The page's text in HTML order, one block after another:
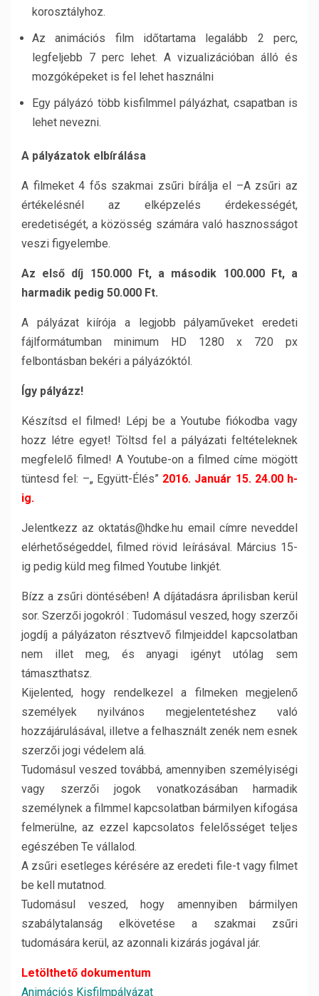
korosztályhoz.
Az animációs film időtartama legalább 2 perc,
legfeljebb 7 perc lehet. A vizualizációban álló és
mozgóképeket is fel lehet használni
Egy pályázó több kisfilmmel pályázhat, csapatban is
lehet nevezni.
A pályázatok elbírálása
A filmeket 4 fős szakmai zsűri bírálja el –A zsűri az
értékelésnél az elképzelés érdekességét,
eredetiségét, a közösség számára való hasznosságot
veszi figyelembe.
Az első díj 150.000 Ft, a második 100.000 Ft, a
harmadik pedig 50.000 Ft.
A pályázat kiírója a legjobb pályaműveket eredeti
fájlformátumban minimum HD 1280 x 720 px
felbontásban bekéri a pályázóktól.
Így pályázz!
Készítsd el filmed! Lépj be a Youtube fiókodba vagy
hozz létre egyet! Töltsd fel a pályázati feltételeknek
megfelelő filmed! A Youtube-on a filmed címe mögött
tüntesd fel: –„ Együtt-Élés” 2016. Január 15. 24.00 h-
ig.
Jelentkezz az oktatás@hdke.hu email címre neveddel
elérhetőségeddel, filmed rövid leírásával. Március 15-
ig pedig küld meg filmed Youtube linkjét.
Bízz a zsűri döntésében! A díjátadásra áprilisban kerül
sor. Szerzői jogokról : Tudomásul veszed, hogy szerzői
jogdíj a pályázaton résztvevő filmjeiddel kapcsolatban
nem illet meg, és anyagi igényt utólag sem
támaszthatsz.
Kijelented, hogy rendelkezel a filmeken megjelenő
személyek nyilvános megjelentetéshez való
hozzájárulásával, illetve a felhasznált zenék nem esnek
szerzői jogi védelem alá.
Tudomásul veszed továbbá, amennyiben személyiségi
vagy szerzői jogok vonatkozásában harmadik
személynek a filmmel kapcsolatban bármilyen kifogása
felmerülne, az ezzel kapcsolatos felelősséget teljes
egészében Te vállalod.
A zsűri esetleges kérésére az eredeti file-t vagy filmet
be kell mutatnod.
Tudomásul veszed, hogy amennyiben bármilyen
szabálytalanság elkövetése a szakmai zsűri
tudomására kerül, az azonnali kizárás jogával jár.
Letölthető dokumentum
Animációs Kisfilmpályázat